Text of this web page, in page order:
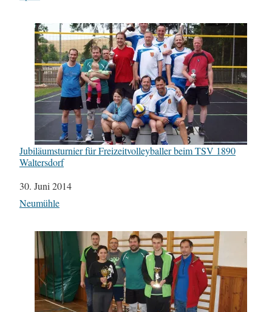
Jubiläumsturnier für Freizeitvolleyballer beim TSV 1890
Waltersdorf
Datum
30. Juni 2014
In Bezug auf
Neumühle